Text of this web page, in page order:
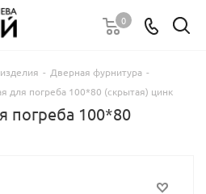
0
- Дверная фурнитура -
для погреба 100*80 (скрытая) цинк
погреба 100*80